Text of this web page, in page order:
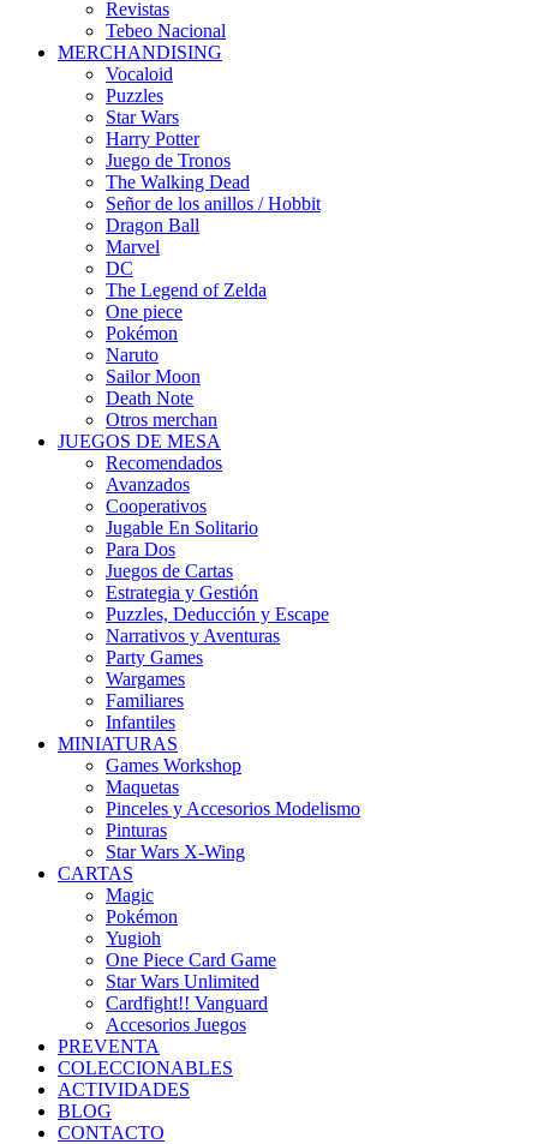
Revistas
Tebeo Nacional
MERCHANDISING
Vocaloid
Puzzles
Star Wars
Harry Potter
Juego de Tronos
The Walking Dead
Señor de los anillos / Hobbit
Dragon Ball
Marvel
DC
The Legend of Zelda
One piece
Pokémon
Naruto
Sailor Moon
Death Note
Otros merchan
JUEGOS DE MESA
Recomendados
Avanzados
Cooperativos
Jugable En Solitario
Para Dos
Juegos de Cartas
Estrategia y Gestión
Puzzles, Deducción y Escape
Narrativos y Aventuras
Party Games
Wargames
Familiares
Infantiles
MINIATURAS
Games Workshop
Maquetas
Pinceles y Accesorios Modelismo
Pinturas
Star Wars X-Wing
CARTAS
Magic
Pokémon
Yugioh
One Piece Card Game
Star Wars Unlimited
Cardfight!! Vanguard
Accesorios Juegos
PREVENTA
COLECCIONABLES
ACTIVIDADES
BLOG
CONTACTO